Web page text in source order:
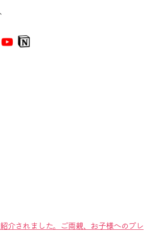
介されました。ご両親、お子様へのプレ